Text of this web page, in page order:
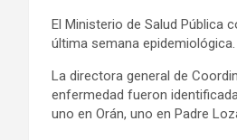
El Ministerio de Salud Pública
última semana epidemiológica.
La directora general de
enfermedad fueron
uno en Orán, uno en Padre